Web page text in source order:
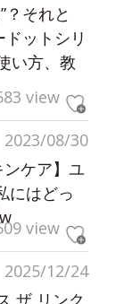
？それと
ドットシリ
い方、教
view
2023/08/30
ンケア】ユ
にはどっ
view
2025/12/24
ザ リンク